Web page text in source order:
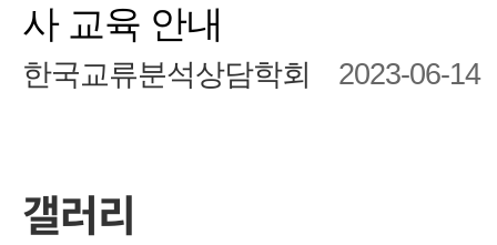
사 교육 안내
한국교류분석상담학회 2023-06-14
갤러리